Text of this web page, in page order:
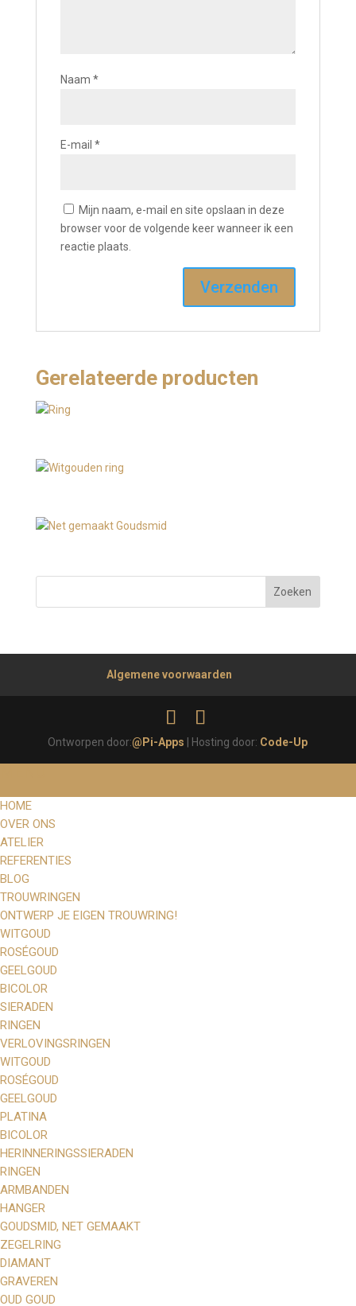
Naam *
E-mail *
Mijn naam, e-mail en site opslaan in deze
browser voor de volgende keer wanneer ik een
reactie plaats.
Gerelateerde producten
Algemene voorwaarden
Ontworpen door:@Pi-Apps | Hosting door: Code-Up
HOME
OVER ONS
ATELIER
REFERENTIES
BLOG
TROUWRINGEN
ONTWERP JE EIGEN TROUWRING!
WITGOUD
ROSÉGOUD
GEELGOUD
BICOLOR
SIERADEN
RINGEN
VERLOVINGSRINGEN
WITGOUD
ROSÉGOUD
GEELGOUD
PLATINA
BICOLOR
HERINNERINGSSIERADEN
RINGEN
ARMBANDEN
HANGER
GOUDSMID, NET GEMAAKT
ZEGELRING
DIAMANT
GRAVEREN
OUD GOUD